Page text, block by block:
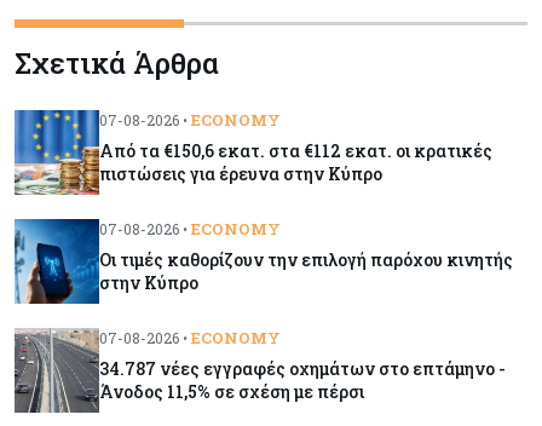
Κόσμος 07-08-2026
ΕΚΤ: Αιφνιδιάστηκε από την πώληση ευρώ από
τις ΗΠΑ
Κύπρος 07-08-2026
Χορηγία €10.000 για υποτροφίες σε φοιτητές του
Κύπρος
του αεροδρομίου Λάρνακας
Σχετικά Άρθρα
07-08-2026 • ECONOMY
Από τα €150,6 εκατ. στα €112 εκατ. οι κρατικές
πιστώσεις για έρευνα στην Κύπρο
07-08-2026 • ECONOMY
Οι τιμές καθορίζουν την επιλογή παρόχου κινητής
στην Κύπρο
07-08-2026 • ECONOMY
34.787 νέες εγγραφές οχημάτων στο επτάμηνο -
Άνοδος 11,5% σε σχέση με πέρσι